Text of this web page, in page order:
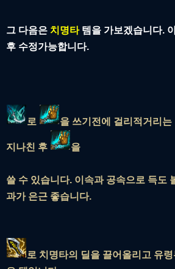
그 다음은 치명타템을 가보겠습니다.
후 수정가능합니다.
로 을 쓰기전에 걸리적거리
지나친 후 을
쓸 수 있습니다. 이속과 공속으로 득도
과가 은근 좋습니다.
로 치명타의 딜을 끌어올리고 유